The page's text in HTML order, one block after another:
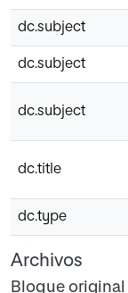
dc.subject
dc.subject
dc.subject
dc.title
dc.type
Archivos
Bloque original